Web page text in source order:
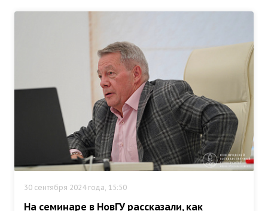
30 сентября 2024 года, 15:50
На семинаре в НовГУ рассказали, как